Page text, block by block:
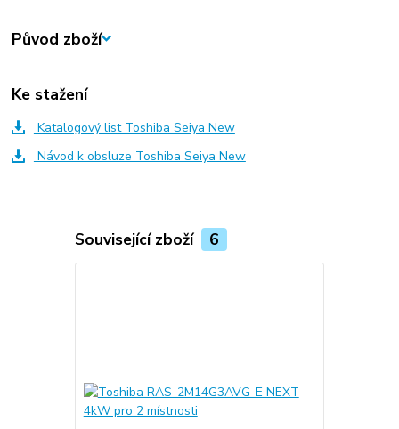
Původ zboží
Ke stažení
Katalogový list Toshiba Seiya New
Návod k obsluze Toshiba Seiya New
Související zboží 6